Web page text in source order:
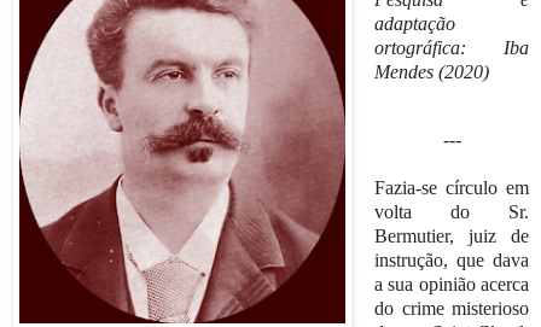
adaptação
ortográfica: Iba
Mendes (2020)
---
Fazia-se círculo em
volta do Sr.
Bermutier, juiz de
instrução, que dava
a sua opinião acerca
do crime misterioso